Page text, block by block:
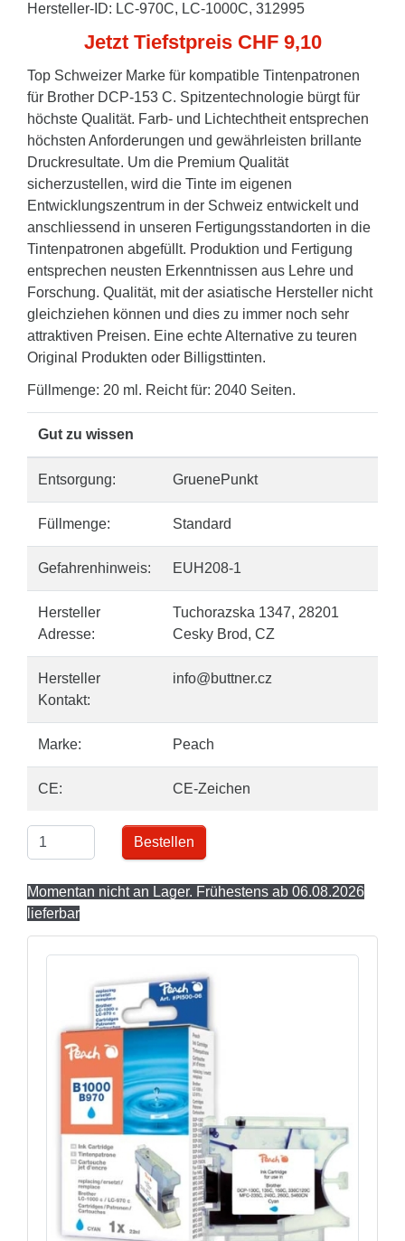
Hersteller-ID: LC-970C, LC-1000C, 312995
Jetzt Tiefstpreis CHF 9,10
Top Schweizer Marke für kompatible Tintenpatronen
für Brother DCP-153 C. Spitzentechnologie bürgt für
höchste Qualität. Farb- und Lichtechtheit entsprechen
höchsten Anforderungen und gewährleisten brillante
Druckresultate. Um die Premium Qualität
sicherzustellen, wird die Tinte im eigenen
Entwicklungszentrum in der Schweiz entwickelt und
anschliessend in unseren Fertigungsstandorten in die
Tintenpatronen abgefüllt. Produktion und Fertigung
entsprechen neusten Erkenntnissen aus Lehre und
Forschung. Qualität, mit der asiatische Hersteller nicht
gleichziehen können und dies zu immer noch sehr
attraktiven Preisen. Eine echte Alternative zu teuren
Original Produkten oder Billigsttinten.
Füllmenge: 20 ml. Reicht für: 2040 Seiten.
Gut zu wissen
Entsorgung: GruenePunkt
Füllmenge: Standard
Gefahrenhinweis: EUH208-1
Hersteller
Adresse:
Tuchorazska 1347, 28201
Cesky Brod, CZ
Hersteller
Kontakt:
info@buttner.cz
Marke: Peach
CE: CE-Zeichen
Bestellen
Momentan nicht an Lager. Frühestens ab 06.08.2026
lieferbar